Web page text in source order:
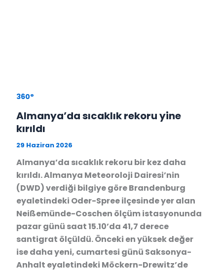
360°
Almanya’da sıcaklık rekoru yine
kırıldı
29 Haziran 2026
Almanya’da sıcaklık rekoru bir kez daha
kırıldı. Almanya Meteoroloji Dairesi’nin
(DWD) verdiği bilgiye göre Brandenburg
eyaletindeki Oder-Spree ilçesinde yer alan
Neißemünde-Coschen ölçüm istasyonunda
pazar günü saat 15.10’da 41,7 derece
santigrat ölçüldü. Önceki en yüksek değer
ise daha yeni, cumartesi günü Saksonya-
Anhalt eyaletindeki Möckern-Drewitz’de